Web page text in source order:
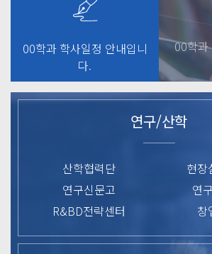
00학과 학사일정 안내입니
다.
00학과
연구/산학
산학협력단
현장
연구신문고
연
R&BD전략센터
창